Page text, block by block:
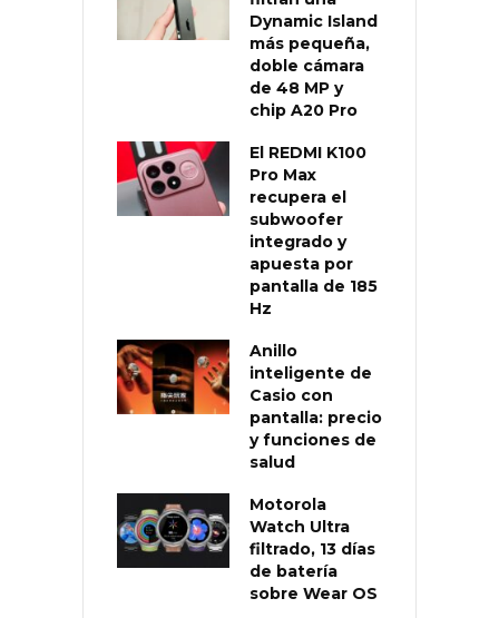
Dynamic Island
más pequeña,
doble cámara
de 48 MP y
chip A20 Pro
El REDMI K100
Pro Max
recupera el
subwoofer
integrado y
apuesta por
pantalla de 185
Hz
Anillo
inteligente de
Casio con
pantalla: precio
y funciones de
salud
Motorola
Watch Ultra
filtrado, 13 días
de batería
sobre Wear OS